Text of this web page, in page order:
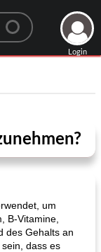
Login
um
B-Vitamine,
des Gehalts an
dass es